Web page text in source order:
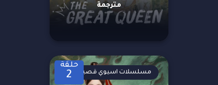
مترجمة
حلقة
2 مسلسلات اسيوي قصيرة